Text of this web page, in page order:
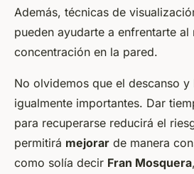
Además, técnicas de
pueden ayudarte a enfrentarte
concentración en la pared.
No olvidemos que el descanso
igualmente importantes. Dar
para recuperarse reducirá el
permitirá mejorar de manera
como solía decir Fran Mosquera